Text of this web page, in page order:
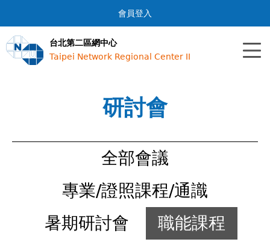
Jump to navigation
會員登入
台北第二區網中心
Taipei Network Regional Center II
研討會
全部會議
專業/證照課程/通識
暑期研討會
職能課程